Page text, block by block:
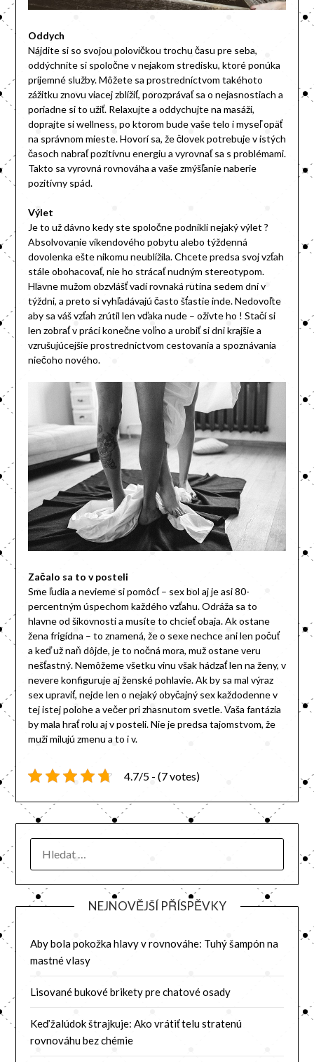
Oddych
Nájdite si so svojou polovičkou trochu času pre seba,
oddýchnite si spoločne v nejakom stredisku, ktoré ponúka
príjemné služby. Môžete sa prostredníctvom takéhoto
zážitku znovu viacej zblížiť, porozprávať sa o nejasnostiach a
poriadne si to užiť. Relaxujte a oddychujte na masáži,
doprajte si wellness, po ktorom bude vaše telo i myseľ opäť
na správnom mieste. Hovorí sa, že človek potrebuje v istých
časoch nabrať pozitívnu energiu a vyrovnať sa s problémami.
Takto sa vyrovná rovnováha a vaše zmýšľanie naberie
pozitívny spád.
Výlet
Je to už dávno kedy ste spoločne podnikli nejaký výlet ?
Absolvovanie víkendového pobytu alebo týždenná
dovolenka ešte nikomu neublížila. Chcete predsa svoj vzťah
stále obohacovať, nie ho strácať nudným stereotypom.
Hlavne mužom obzvlášť vadí rovnaká rutina sedem dní v
týždni, a preto si vyhľadávajú často šťastie inde. Nedovoľte
aby sa váš vzťah zrútil len vďaka nude – oživte ho ! Stačí si
len zobrať v práci konečne voľno a urobiť si dni krajšie a
vzrušujúcejšie prostredníctvom cestovania a spoznávania
niečoho nového.
Začalo sa to v posteli
Sme ľudia a nevieme si pomôcť – sex bol aj je asi 80-
percentným úspechom každého vzťahu. Odráža sa to
hlavne od šikovnosti a musíte to chcieť obaja. Ak ostane
žena frigídna – to znamená, že o sexe nechce ani len počuť
a keď už naň dôjde, je to nočná mora, muž ostane veru
nešťastný. Nemôžeme všetku vinu však hádzať len na ženy, v
nevere konfiguruje aj ženské pohlavie. Ak by sa mal výraz
sex upraviť, nejde len o nejaký obyčajný sex každodenne v
tej istej polohe a večer pri zhasnutom svetle. Vaša fantázia
by mala hrať rolu aj v posteli. Nie je predsa tajomstvom, že
muži milujú zmenu a to i v.
4.7/5 - (7 votes)
NEJNOVĚJŠÍ PŘÍSPĚVKY
Aby bola pokožka hlavy v rovnováhe: Tuhý šampón na
mastné vlasy
Lisované bukové brikety pre chatové osady
Keď žalúdok štrajkuje: Ako vrátiť telu stratenú
rovnováhu bez chémie